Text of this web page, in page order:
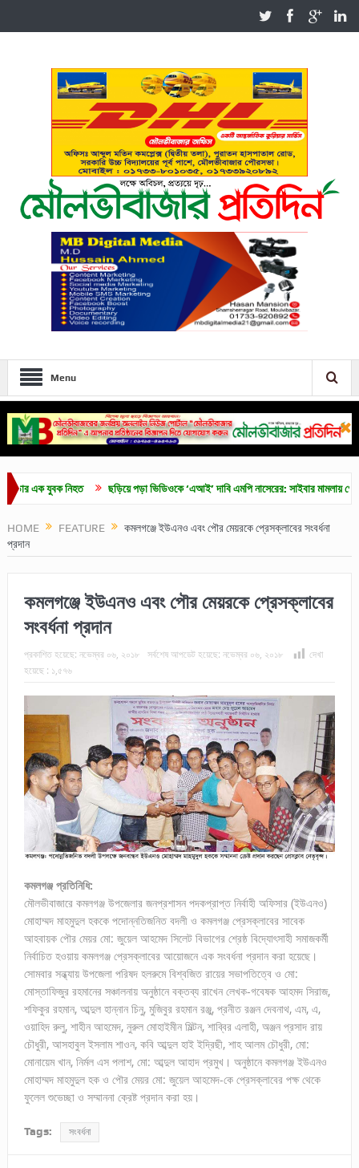
Menu
যুবক নিহত ছড়িয়ে পড়া ভিডিওকে ‘এআই’ দাবি এমপি নাসেরের: সাইবার মামলায় গ্রেপ্তার
HOME FEATURE
কমলগঞ্জে ইউএনও এবং পৌর মেয়রকে প্রেসক্লাবের সংবর্ধনা
প্রদান
কমলগঞ্জে ইউএনও এবং পৌর মেয়রকে প্রেসক্লাবের
সংবর্ধনা প্রদান
প্রকাশিত হয়েছে: নভেম্বর ০৬, ২০১৮ সর্বশেষ আপডেট হয়েছে: নভেম্বর ০৬, ২০১৮
দেখা
হয়েছে : ১,৫৭৬
কমলগঞ্জ প্রতিনিধি:
মৌলভীবাজারে কমলগঞ্জ উপজেলার জনপ্রশাসন পদকপ্রাপ্ত নির্বাহী অফিসার (ইউএনও)
মোহাম্মদ মাহমুদুল হককে পদোন্নতিজনিত বদলী ও কমলগঞ্জ প্রেসক্লাবের সাবেক
আহবায়ক পৌর মেয়র মো: জুয়েল আহমেদ সিলেট বিভাগের শ্রেষ্ঠ বিদ্যোৎসাহী সমাজকর্মী
নির্বাচিত হওয়ায় কমলগঞ্জ প্রেসক্লাবের আয়োজনে এক সংবর্ধনা প্রদান করা হয়েছে।
সোমবার সন্ধ্যায় উপজেলা পরিষদ হলরুমে বিশ্বজিত রায়ের সভাপতিত্বে ও মো:
মোস্তাফিজুর রহমানের সঞ্চালনায় অনুষ্ঠানে বক্তব্য রাখেন লেখক-গবেষক আহমদ সিরাজ,
শফিকুর রহমান, আব্দুল হান্নান চিনু, মুজিবুর রহমান রঞ্জু, প্রনীত রঞ্জন দেবনাথ, এম, এ,
ওয়াহিদ রুলু, শাহীন আহমেদ, নুরুল মোহাইমীন মিল্টন, শাব্বির এলাহী, অঞ্জন প্রসাদ রায়
চৌধুরী, আসহাবুল ইসলাম শাওন, কবি আব্দুল হাই ইদ্রিছী, শাহ আলম চৌধুরী, মো:
মোনায়েম খান, নির্মল এস পলাশ, মো: আব্দুল আহাদ প্রমুখ। অনুষ্ঠানে কমলগঞ্জ ইউএনও
মোহাম্মদ মাহমুদুল হক ও পৌর মেয়র মো: জুয়েল আহমেদ-কে প্রেসক্লাবের পক্ষ থেকে
ফুলেল শুভেচ্ছা ও সম্মাননা ক্রেষ্ট প্রদান করা হয়।
Tags: সংবর্ধনা